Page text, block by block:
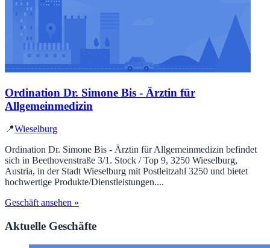
Ordination Dr. Simone Bis - Ärztin für
Allgemeinmedizin
📍Wieselburg
Ordination Dr. Simone Bis - Ärztin für Allgemeinmedizin befindet
sich in Beethovenstraße 3/1. Stock / Top 9, 3250 Wieselburg,
Austria, in der Stadt Wieselburg mit Postleitzahl 3250 und bietet
hochwertige Produkte/Dienstleistungen....
Geschäft ansehen »
Aktuelle Geschäfte